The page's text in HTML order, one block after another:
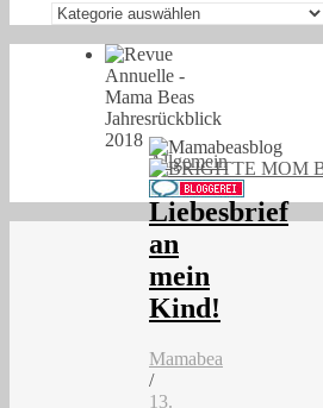
Kategorien
Allgemein
Liebesbrief
an
mein
Kind!
Mamabea
/
13.